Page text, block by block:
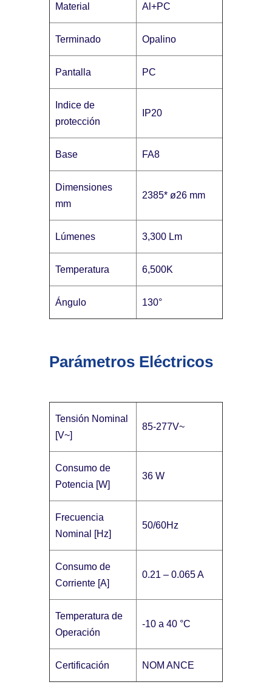
Material Al+PC
Terminado Opalino
Pantalla PC
Indice de
protección
IP20
Base FA8
Dimensiones
mm
2385* ø26 mm
Lúmenes 3,300 Lm
Temperatura 6,500K
Ángulo 130°
Parámetros Eléctricos
Tensión Nominal
[V~]
85-277V~
Consumo de
Potencia [W]
36 W
Frecuencia
Nominal [Hz]
50/60Hz
Consumo de
Corriente [A]
0.21 – 0.065 A
Temperatura de
Operación
-10 a 40 °C
Certificación NOM ANCE